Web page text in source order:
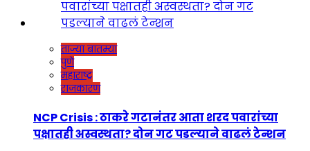
ताज्या बातम्या
पुणे
महाराष्ट्र
राजकारण
NCP Crisis : ठाकरे गटानंतर आता शरद पवारांच्या
पक्षातही अस्वस्थता? दोन गट पडल्याने वाढलं टेन्शन